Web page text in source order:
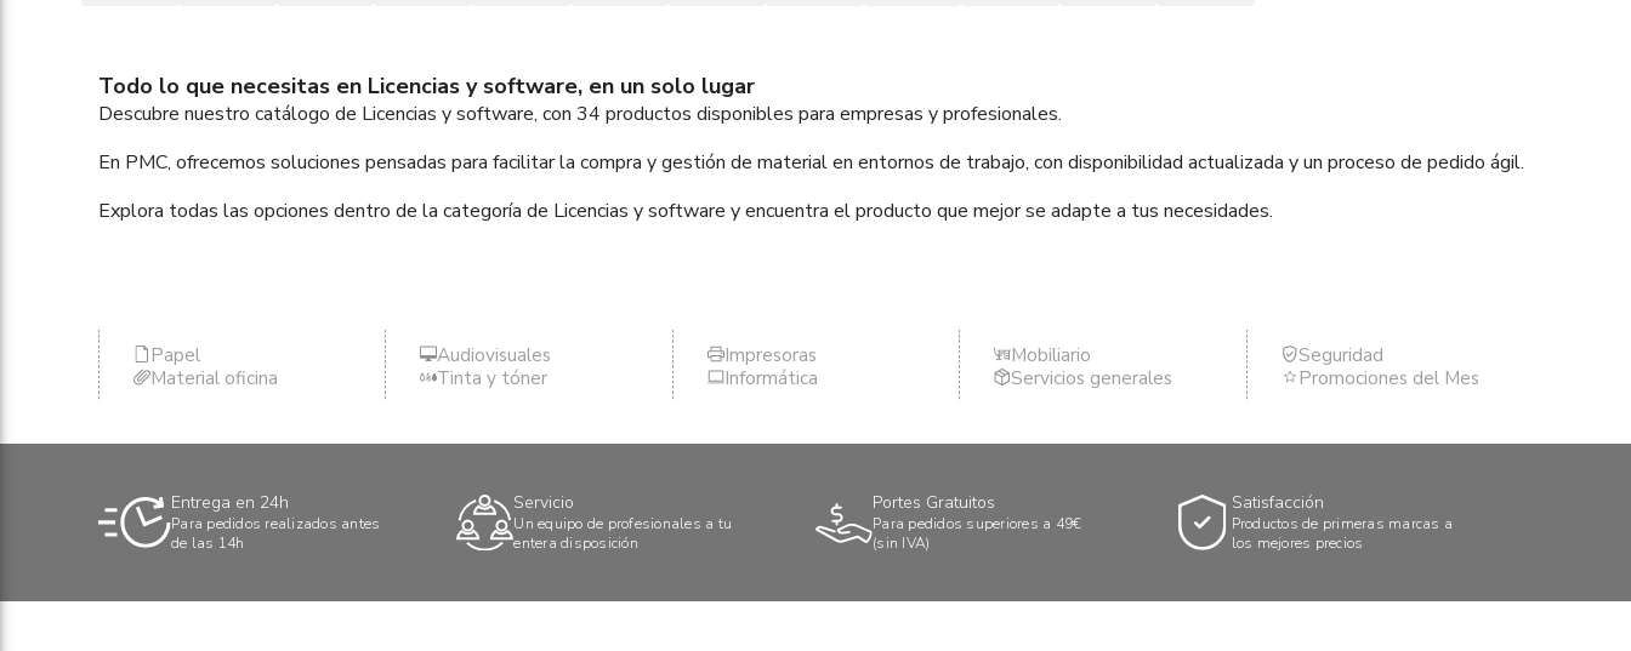
Todo lo que necesitas en Licencias y software, en un solo lugar
Descubre nuestro catálogo de Licencias y software, con 34 productos disponibles para empresas y profesionales.
En PMC, ofrecemos soluciones pensadas para facilitar la compra y gestión de material en entornos de trabajo, con disponibilidad actualizada y un proceso de pedido ágil.
Explora todas las opciones dentro de la categoría de Licencias y software y encuentra el producto que mejor se adapte a tus necesidades.
Papel
Material oficina
Audiovisuales
Tinta y tóner
Impresoras
Informática
Mobiliario
Servicios generales
Seguridad
Promociones del Mes
Entrega en 24h
Para pedidos realizados antes
de las 14h
Servicio
Un equipo de profesionales a tu
entera disposición
Portes Gratuitos
Para pedidos superiores a 49€
(sin IVA)
Satisfacción
Productos de primeras marcas a
los mejores precios